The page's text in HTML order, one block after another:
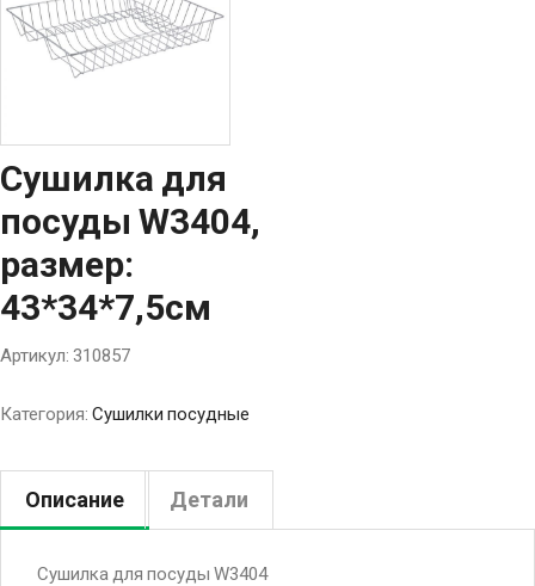
Cушилка для
посуды W3404,
размер:
43*34*7,5см
Артикул: 310857
Категория: Сушилки посудные
Описание Детали
Cушилка для посуды W3404